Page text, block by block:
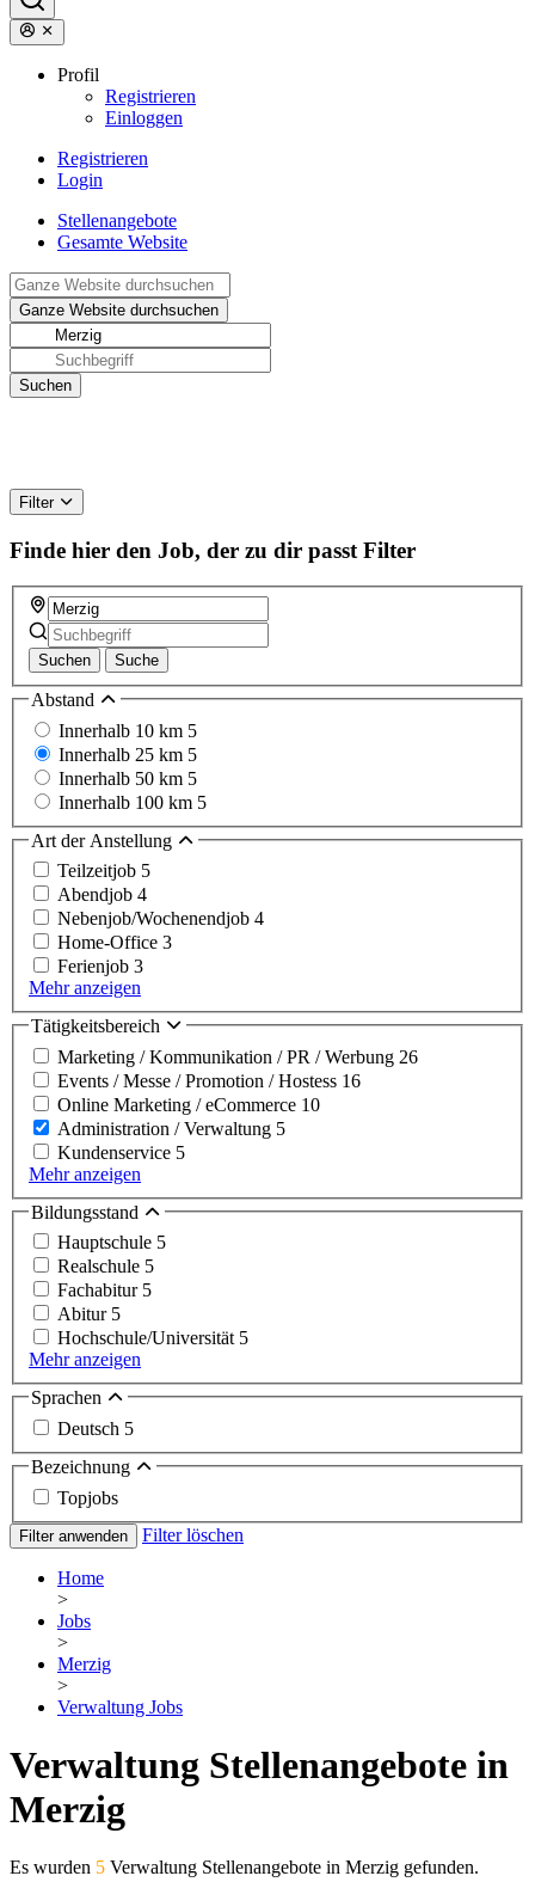
Profil
Registrieren
Einloggen
Registrieren
Login
Stellenangebote
Gesamte Website
Filter
Finde hier den Job, der zu dir passt Filter
Suchen Suche
Abstand
Innerhalb 10 km 5
Innerhalb 25 km 5
Innerhalb 50 km 5
Innerhalb 100 km 5
Art der Anstellung
Teilzeitjob 5
Abendjob 4
Nebenjob/Wochenendjob 4
Home-Office 3
Ferienjob 3
Mehr anzeigen
Tätigkeitsbereich
Marketing / Kommunikation / PR / Werbung 26
Events / Messe / Promotion / Hostess 16
Online Marketing / eCommerce 10
Administration / Verwaltung 5
Kundenservice 5
Mehr anzeigen
Bildungsstand
Hauptschule 5
Realschule 5
Fachabitur 5
Abitur 5
Hochschule/Universität 5
Mehr anzeigen
Sprachen
Deutsch 5
Bezeichnung
Topjobs
Filter anwenden Filter löschen
Home
>
Jobs
>
Merzig
>
Verwaltung Jobs
Verwaltung Stellenangebote in
Merzig
Es wurden 5 Verwaltung Stellenangebote in Merzig gefunden.